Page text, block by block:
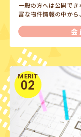
一般の方へは公開で
富な物件情報の中か
会
MERIT
02